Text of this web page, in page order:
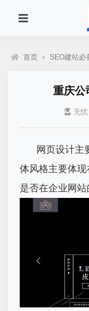
首页 › SEO建站必
重庆公
无忧
网页设计主
体风格主要体现
是否在企业网站